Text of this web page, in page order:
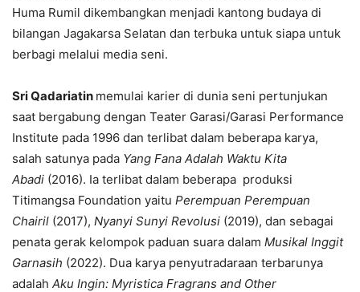
Huma Rumil dikembangkan menjadi kantong budaya di
bilangan Jagakarsa Selatan dan terbuka untuk siapa untuk
berbagi melalui media seni.
Sri Qadariatin memulai karier di dunia seni pertunjukan
saat bergabung dengan Teater Garasi/Garasi Performance
Institute pada 1996 dan terlibat dalam beberapa karya,
salah satunya pada Yang Fana Adalah Waktu Kita
Abadi (2016). Ia terlibat dalam beberapa produksi
Titimangsa Foundation yaitu Perempuan Perempuan
Chairil (2017), Nyanyi Sunyi Revolusi (2019), dan sebagai
penata gerak kelompok paduan suara dalam Musikal Inggit
Garnasih (2022). Dua karya penyutradaraan terbarunya
adalah Aku Ingin: Myristica Fragrans and Other